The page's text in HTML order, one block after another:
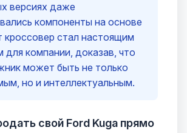
версиях даже
компоненты на основе
кроссовер стал настоящим
для компании, доказав, что
может быть не только
но и интеллектуальным.
свой Ford Kuga прямо